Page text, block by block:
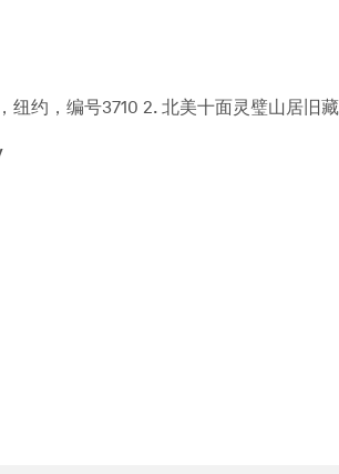
纽约，编号3710 2. 北美十面灵璧山居旧